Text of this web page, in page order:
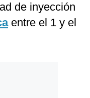
de inyección
entre el 1 y el